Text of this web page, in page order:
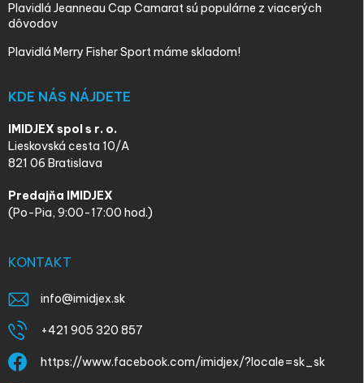
Plavidlá Jeanneau Cap Camarat sú populárne z viacerých
dôvodov
Plavidlá Merry Fisher Sport máme skladom!
KDE NÁS NÁJDETE
IMIDJEX spol s r. o.
Lieskovská cesta 10/A
821 06 Bratislava
Predajňa IMIDJEX
(Po-Pia, 9:00-17:00 hod.)
KONTAKT
info@imidjex.sk
+421 905 320 857
https://www.facebook.com/imidjex/?locale=sk_sk